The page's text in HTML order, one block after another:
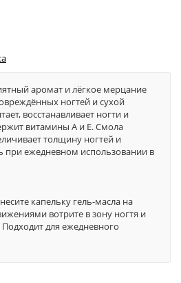
аромат и лёгкое мерцание
ногтей и сухой
восстанавливает ногти и
витамины А и Е. Смола
толщину ногтей и
при ежедневном использовании в
капельку гель-масла на
вотрите в зону ногтя и
для ежедневного